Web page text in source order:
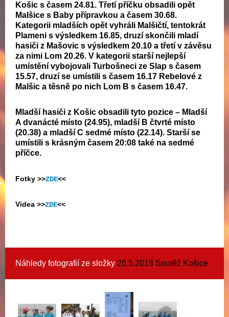
Košic s časem 24.81. Třetí příčku obsadili opět
Malšice s Baby přípravkou a časem 30.68.
Kategorii mladších opět vyhráli Malšičtí, tentokrát
Plameni s výsledkem 16.85, druzí skončili mladí
hasiči z Mašovic s výsledkem 20.10 a třetí v závěsu
za nimi Lom 20.26. V kategorii starší nejlepší
umístění vybojovali Turbošneci ze Slap s časem
15.57, druzí se umístili s časem 16.17 Rebelové z
Malšic a těsně po nich Lom B s časem 16.47.
Mladší hasiči z Košic obsadili tyto pozice – Mladší
A dvanácté místo (24.95), mladší B čtvrté místo
(20.38) a mladší C sedmé místo (22.14). Starší se
umístili s krásným časem 20:08 také na sedmé
příčce.
Fotky >>ZDE<<
Videa >>ZDE<<
Náhledy fotografií ze složky 26.5.2018 Soutěž Košice